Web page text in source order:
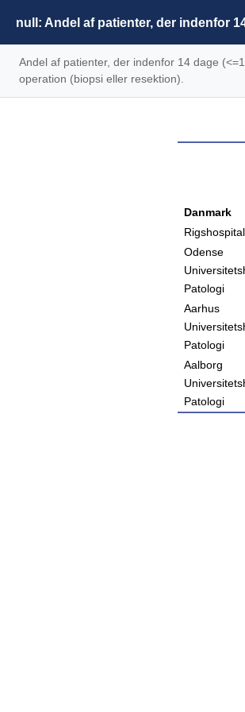
null: Andel af patienter, der indenfor
Andel af patienter, der indenfor 14 dage
operation (biopsi eller resektion).
Danmark
Odense
Patologi
Aarhus
Patologi
Aalborg
Patologi